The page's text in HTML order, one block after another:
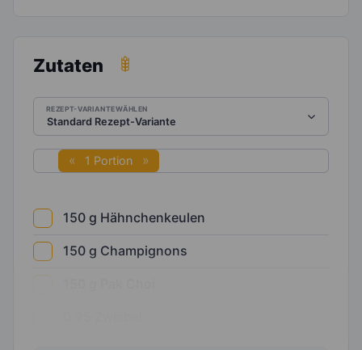
Zutaten
REZEPT-VARIANTE WÄHLEN
1 Portion
150 g Hähnchenkeulen
150 g Champignons